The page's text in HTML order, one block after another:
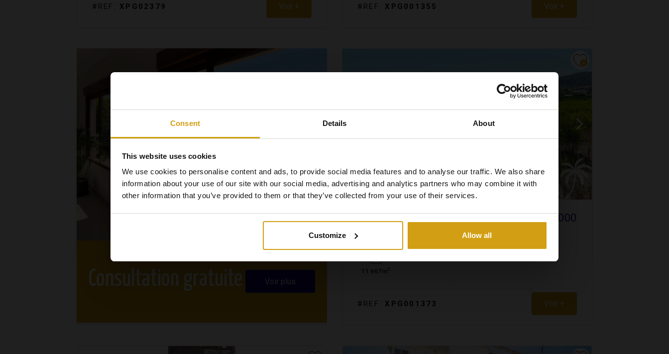
Consent Details About
This website uses cookies
We use cookies to personalise content and ads, to provide social media features and to analyse our traffic. We also share
information about your use of our site with our social media, advertising and analytics partners who may combine it with
other information that you’ve provided to them or that they’ve collected from your use of their services.
Customize Allow all
#REF: XPG02379 Voir + #REF: XPG001355 Voir +
Consultation gratuite Voir plus
ORBA VALLÉE. COSTA BLANCA NORD € 100.000
11.667m
#REF: XPG001373 Voir +